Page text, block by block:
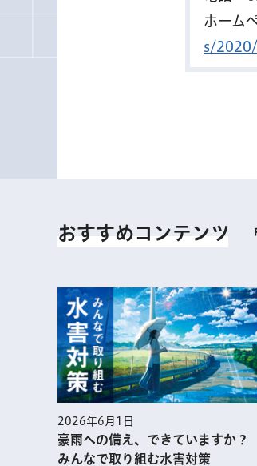
ホーム
s/
おすすめコンテンツ
ていますか？
実践！熱中症予防
化のススメ